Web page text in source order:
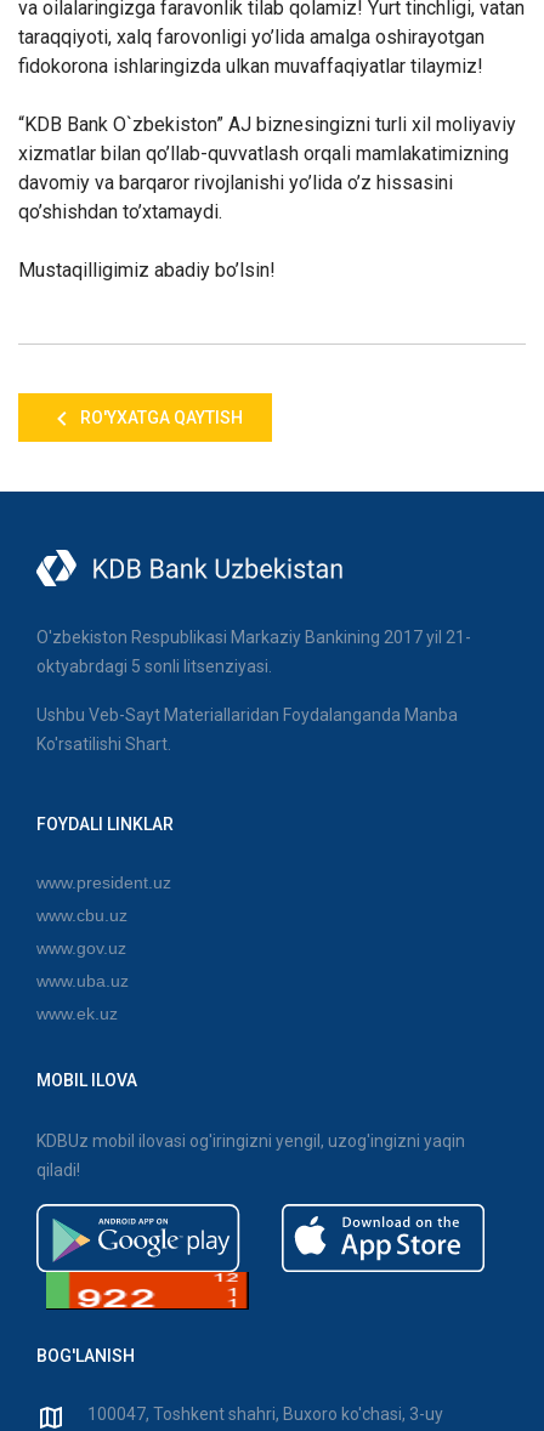
va oilalaringizga faravonlik tilab qolamiz! Yurt tinchligi, vatan
taraqqiyoti, xalq farovonligi yo’lida amalga oshirayotgan
fidokorona ishlaringizda ulkan muvaffaqiyatlar tilaymiz!
“KDB Bank O`zbekiston” AJ biznesingizni turli xil moliyaviy
xizmatlar bilan qo’llab-quvvatlash orqali mamlakatimizning
davomiy va barqaror rivojlanishi yo’lida o’z hissasini
qo’shishdan to’xtamaydi.
Mustaqilligimiz abadiy bo’lsin!
RO'YXATGA QAYTISH
O'zbekiston Respublikasi Markaziy Bankining 2017 yil 21-
oktyabrdagi 5 sonli litsenziyasi.
Ushbu Veb-Sayt Materiallaridan Foydalanganda Manba
Ko'rsatilishi Shart.
FOYDALI LINKLAR
www.president.uz
www.cbu.uz
www.gov.uz
www.uba.uz
www.ek.uz
MOBIL ILOVA
KDBUz mobil ilovasi og'iringizni yengil, uzog'ingizni yaqin
qiladi!
BOG'LANISH
100047, Toshkent shahri, Buxoro ko'chasi, 3-uy